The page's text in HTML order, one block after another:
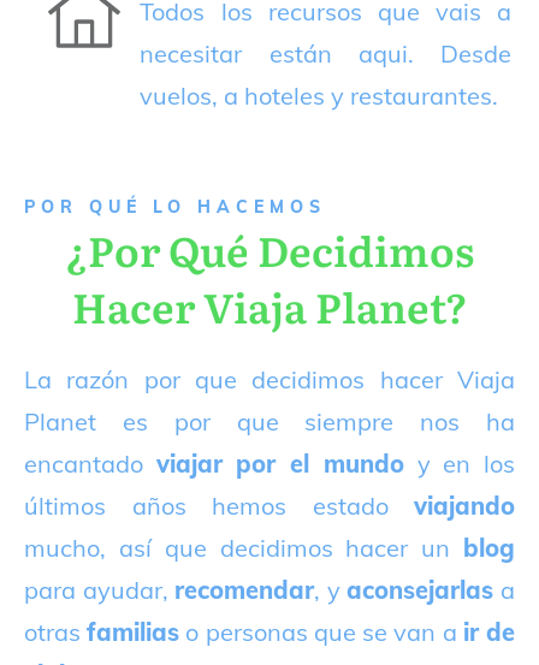
Todos los recursos que vais a
necesitar están aqui. Desde
vuelos, a hoteles y restaurantes.
P OR QUÉ LO HACEMOS
¿Por Qué Decidimos
Hacer Viaja Planet?
La razón por que decidimos hacer Viaja
Planet es por que siempre nos ha
encantado viajar por el mundoy en los
últimos años hemos estado viajando
mucho, así que decidimos hacer un blog
para ayudar, recomendar, yaconsejarlas a
otrasfamilias o personas que se van a ir de